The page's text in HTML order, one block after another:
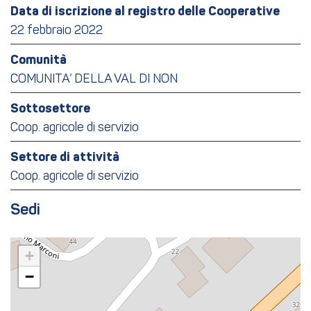
Data di iscrizione al registro delle Cooperative
22 febbraio 2022
Comunità
COMUNITA’ DELLA VAL DI NON
Sottosettore
Coop. agricole di servizio
Settore di attività
Coop. agricole di servizio
Sedi
+
−